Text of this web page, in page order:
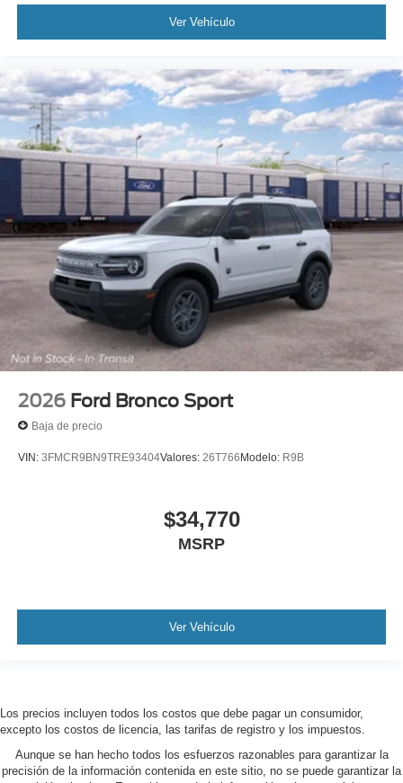
Ver Vehículo
2026 Ford Bronco Sport
Baja de precio
VIN: 3FMCR9BN9TRE93404Valores: 26T766Modelo: R9B
$34,770
MSRP
Ver Vehículo
Los precios incluyen todos los costos que debe pagar un consumidor,
excepto los costos de licencia, las tarifas de registro y los impuestos.
Aunque se han hecho todos los esfuerzos razonables para garantizar la
precisión de la información contenida en este sitio, no se puede garantizar la